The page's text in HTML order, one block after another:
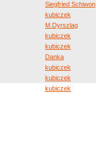
Siegfried Schiwon
kubiczek
M.Dyrszlag
kubiczek
kubiczek
Danka
kubiczek
kubiczek
kubiczek